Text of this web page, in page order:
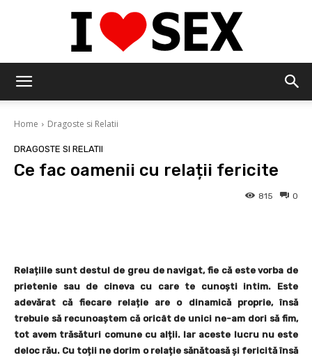
Home Dragoste si Relatii
DRAGOSTE SI RELATII
Ce fac oamenii cu relații fericite
0
815
Relațiile sunt destul de greu de navigat, fie că este vorba de
prietenie sau de cineva cu care te cunoști intim. Este
adevărat că fiecare relație are o dinamică proprie, însă
trebuie să recunoaștem că oricât de unici ne-am dori să fim,
tot avem trăsături comune cu alții. Iar aceste lucru nu este
deloc rău. Cu toții ne dorim o relație sănătoasă și fericită însă